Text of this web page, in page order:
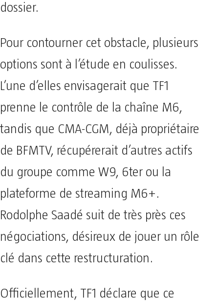
dossier.
Pour contourner cet obstacle, plusieurs
options sont à l’étude en coulisses.
L’une d’elles envisagerait que TF1
prenne le contrôle de la chaîne M6,
tandis que CMA-CGM, déjà propriétaire
de BFMTV, récupérerait d’autres actifs
du groupe comme W9, 6ter ou la
plateforme de streaming M6+.
Rodolphe Saadé suit de très près ces
négociations, désireux de jouer un rôle
clé dans cette restructuration.
Officiellement, TF1 déclare que ce